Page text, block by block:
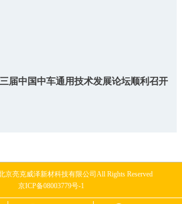
届中国中车通用技术发展论坛顺利召开
京亮克威泽新材科技有限公司All Rights Reserved
京ICP备08003779号-1